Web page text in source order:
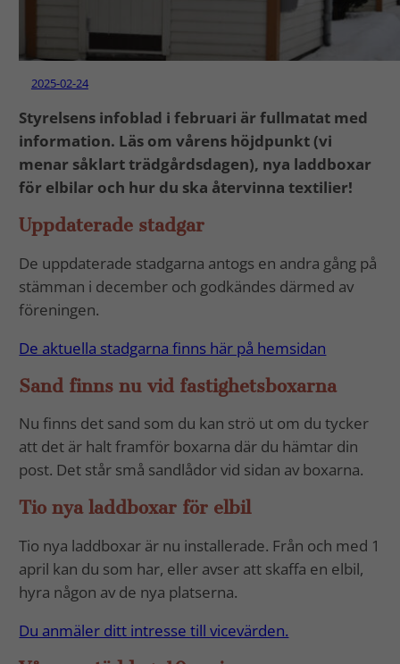
2025-02-24
Styrelsens infoblad i februari är fullmatat med
information. Läs om vårens höjdpunkt (vi
menar såklart trädgårdsdagen), nya laddboxar
för elbilar och hur du ska återvinna textilier!
Uppdaterade stadgar
De uppdaterade stadgarna antogs en andra gång på
stämman i december och godkändes därmed av
föreningen.
De aktuella stadgarna finns här på hemsidan
Sand finns nu vid fastighetsboxarna
Nu finns det sand som du kan strö ut om du tycker
att det är halt framför boxarna där du hämtar din
post. Det står små sandlådor vid sidan av boxarna.
Tio nya laddboxar för elbil
Tio nya laddboxar är nu installerade. Från och med 1
april kan du som har, eller avser att skaffa en elbil,
hyra någon av de nya platserna.
Du anmäler ditt intresse till vicevärden.